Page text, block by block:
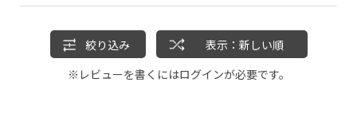
絞り込み
表示：新しい順
※レビューを書くにはログインが必要です。